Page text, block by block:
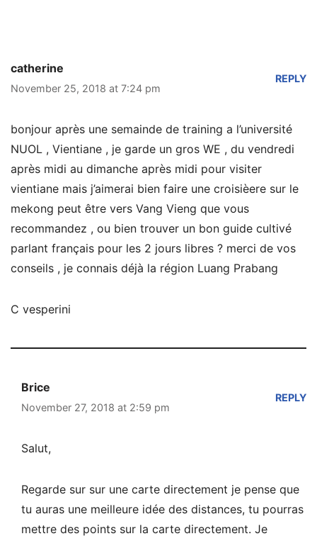
catherine
November 25, 2018 at 7:24 pm
REPLY
bonjour après une semainde de training a l’université
NUOL , Vientiane , je garde un gros WE , du vendredi
après midi au dimanche après midi pour visiter
vientiane mais j’aimerai bien faire une croisièere sur le
mekong peut être vers Vang Vieng que vous
recommandez , ou bien trouver un bon guide cultivé
parlant français pour les 2 jours libres ? merci de vos
conseils , je connais déjà la région Luang Prabang
C vesperini
Brice
November 27, 2018 at 2:59 pm
REPLY
Salut,
Regarde sur sur une carte directement je pense que
tu auras une meilleure idée des distances, tu pourras
mettre des points sur la carte directement. Je